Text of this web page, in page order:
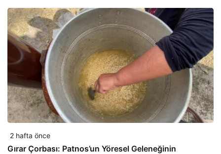
2 hafta önce
Gırar Çorbası: Patnos’un Yöresel Geleneğinin